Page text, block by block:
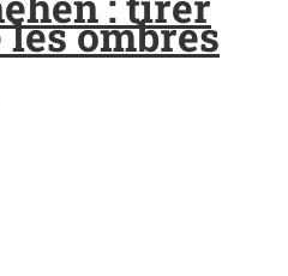
les ombres